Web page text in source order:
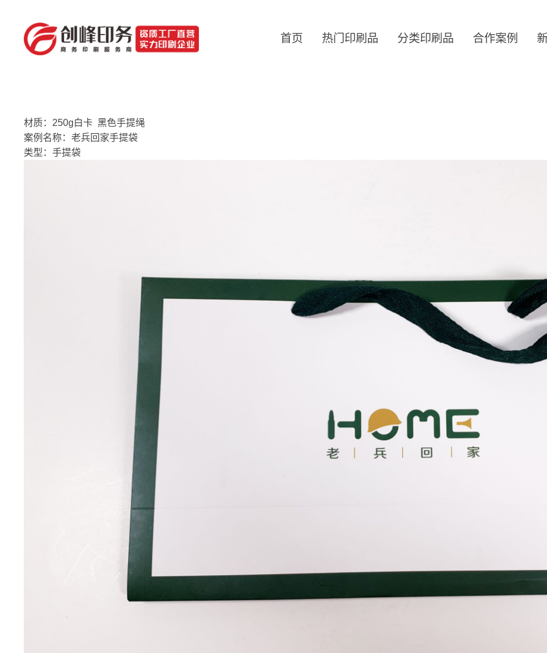
首页 热门印刷品 分类印刷品 合作案例
材质：250g白卡 黑色手提绳
案例名称：老兵回家手提袋
类型：手提袋